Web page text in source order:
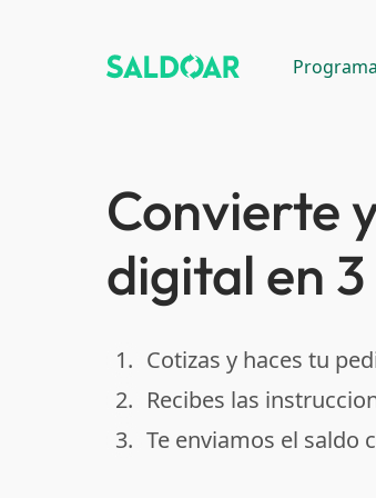
Convierte
digital en
done
1. Cotizas y haces tu
done
2. Recibes las
done
3. Te enviamos el saldo